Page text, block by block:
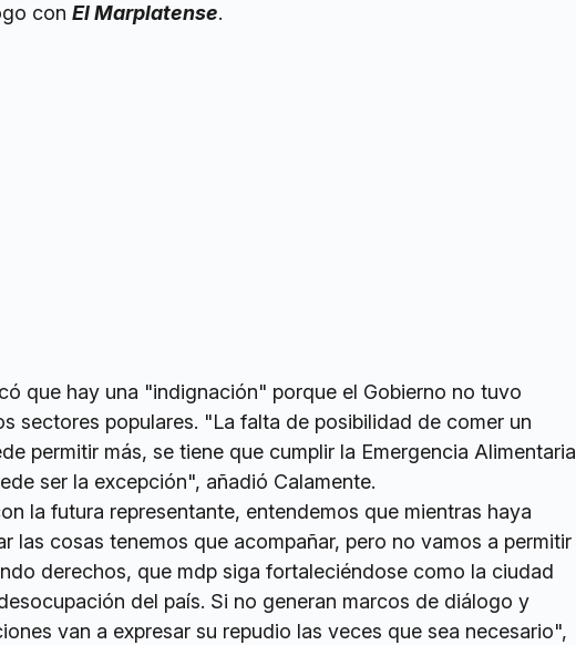
con El Marplatense.
que hay una "indignación" porque el Gobierno no tuvo
sectores populares. "La falta de posibilidad de comer un
permitir más, se tiene que cumplir la Emergencia Alimentaria
ser la excepción", añadió Calamente.
la futura representante, entendemos que mientras haya
las cosas tenemos que acompañar, pero no vamos a permitir
derechos, que mdp siga fortaleciéndose como la ciudad
del país. Si no generan marcos de diálogo y
van a expresar su repudio las veces que sea necesario",